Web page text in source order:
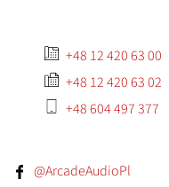
+48 12 420 63 00
+48 12 420 63 02
+48 604 497 377
@ArcadeAudioPl